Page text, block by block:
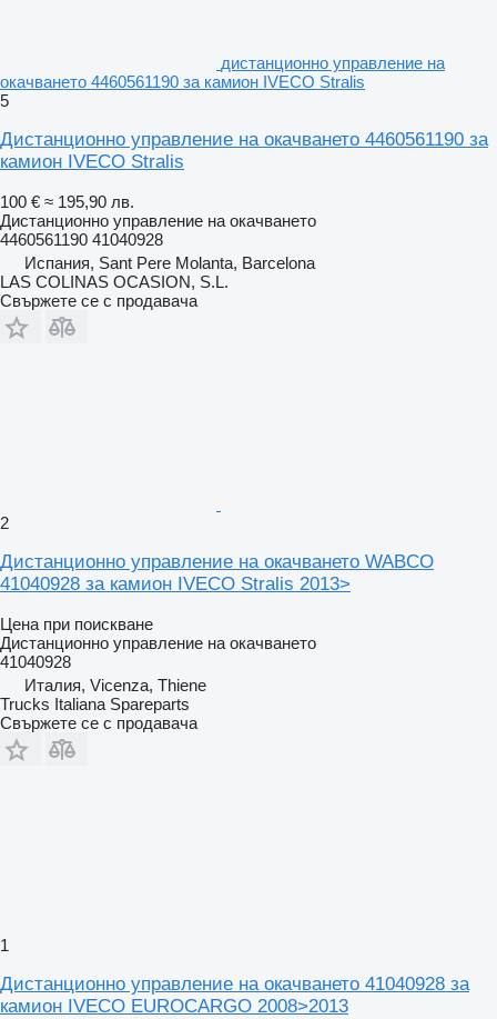
дистанционно управление на
окачването 4460561190 за камион IVECO Stralis
5
Дистанционно управление на окачването 4460561190 за
камион IVECO Stralis
100 € ≈ 195,90 лв.
Дистанционно управление на окачването
4460561190 41040928
Испания, Sant Pere Molanta, Barcelona
LAS COLINAS OCASION, S.L.
Свържете се с продавача
2
Дистанционно управление на окачването WABCO
41040928 за камион IVECO Stralis 2013>
Цена при поискване
Дистанционно управление на окачването
41040928
Италия, Vicenza, Thiene
Trucks Italiana Spareparts
Свържете се с продавача
1
Дистанционно управление на окачването 41040928 за
камион IVECO EUROCARGO 2008>2013